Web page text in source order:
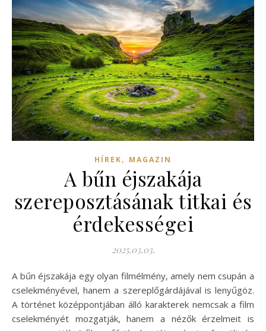
HÍREK, MAGAZIN
A bűn éjszakája
szereposztásának titkai és
érdekességei
2025.03.03.
A bűn éjszakája egy olyan filmélmény, amely nem csupán a
cselekményével, hanem a szereplőgárdájával is lenyűgöz.
A történet középpontjában álló karakterek nemcsak a film
cselekményét mozgatják, hanem a nézők érzelmeit is